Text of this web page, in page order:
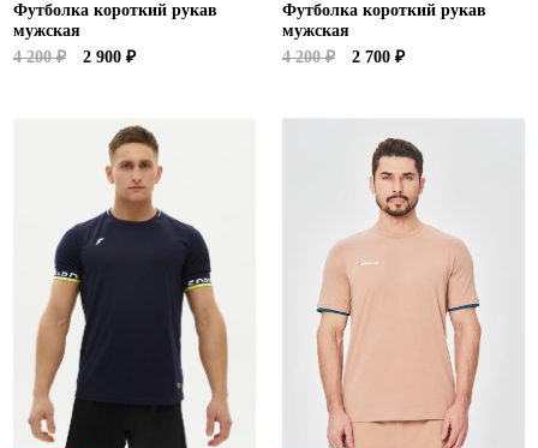
Футболка короткий рукав
мужская
4 200 ₽
2 900 ₽
Футболка короткий рукав
мужская
4 200 ₽
2 700 ₽